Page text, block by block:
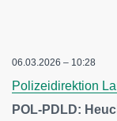
06.03.2026 – 10:28
Polizeidirektion
POL-PDLD: